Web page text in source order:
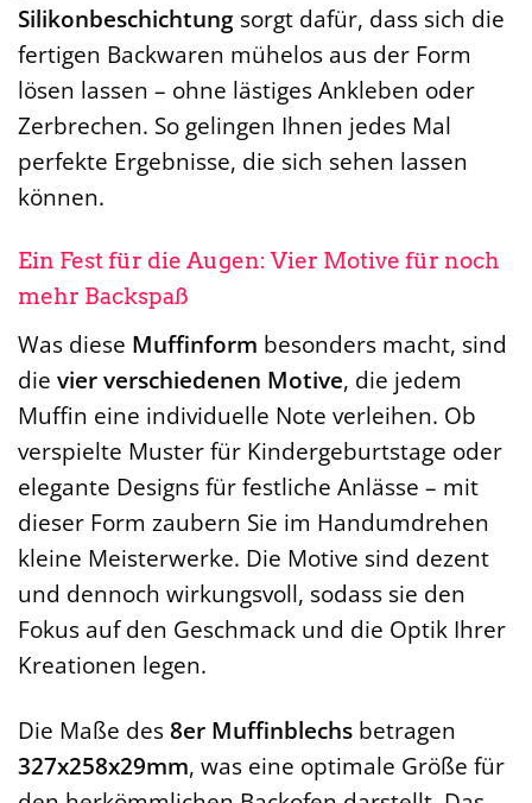
Silikonbeschichtung sorgt dafür, dass sich die
fertigen Backwaren mühelos aus der Form
lösen lassen – ohne lästiges Ankleben oder
Zerbrechen. So gelingen Ihnen jedes Mal
perfekte Ergebnisse, die sich sehen lassen
können.
Ein Fest für die Augen: Vier Motive für noch
mehr Backspaß
Was diese Muffinform besonders macht, sind
die vier verschiedenen Motive, die jedem
Muffin eine individuelle Note verleihen. Ob
verspielte Muster für Kindergeburtstage oder
elegante Designs für festliche Anlässe – mit
dieser Form zaubern Sie im Handumdrehen
kleine Meisterwerke. Die Motive sind dezent
und dennoch wirkungsvoll, sodass sie den
Fokus auf den Geschmack und die Optik Ihrer
Kreationen legen.
Die Maße des8er Muffinblechs betragen
327x258x29mm, was eine optimale Größe für